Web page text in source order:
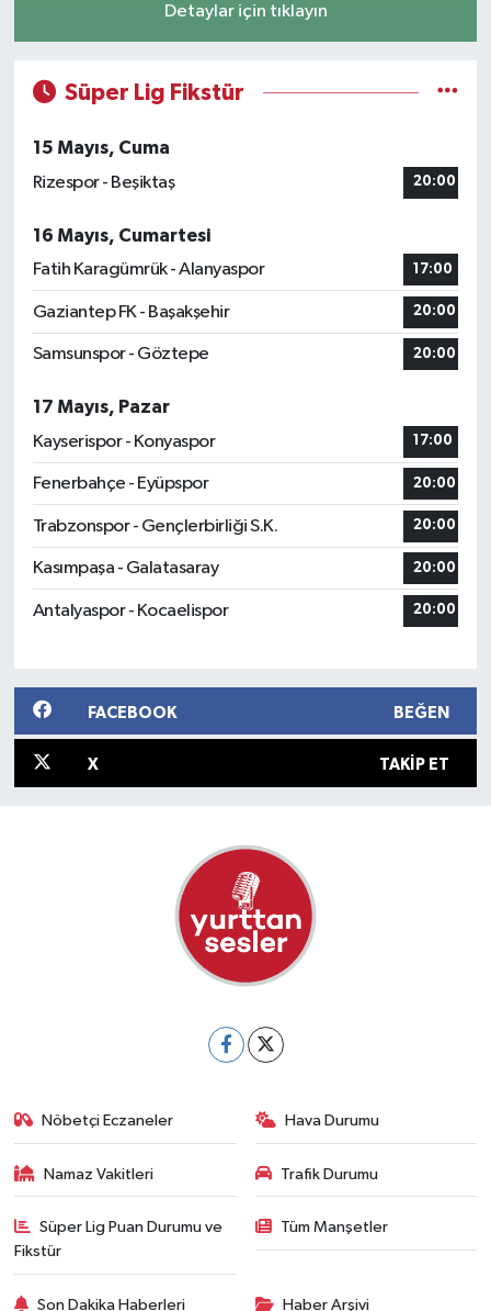
Detaylar için tıklayın
Süper Lig Fikstür
15 Mayıs, Cuma
Rizespor - Beşiktaş
20:00
16 Mayıs, Cumartesi
Fatih Karagümrük - Alanyaspor
17:00
Gaziantep FK - Başakşehir 20:00
Samsunspor - Göztepe 20:00
17 Mayıs, Pazar
Kayserispor - Konyaspor
17:00
Fenerbahçe - Eyüpspor 20:00
Trabzonspor - Gençlerbirliği S.K. 20:00
Kasımpaşa - Galatasaray 20:00
Antalyaspor - Kocaelispor 20:00
FACEBOOK BEĞEN
X TAKIP ET
Nöbetçi Eczaneler Hava Durumu
Namaz Vakitleri Trafik Durumu
Süper Lig Puan Durumu ve
Fikstür
Tüm Manşetler
Son Dakika Haberleri Haber Arşivi